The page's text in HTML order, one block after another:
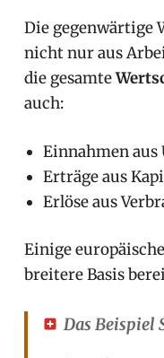
Die gegenwärtige
nicht nur aus
die gesamte
auch:
Einnahmen
Erträge aus
Erlöse aus
Einige
breitere Basis
Das Beispiel